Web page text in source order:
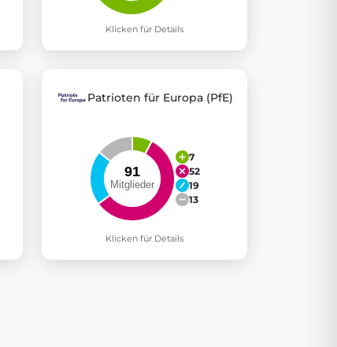
Klicken für Details
Patrioten für Europa (PfE)
7
52
19
13
Klicken für Details